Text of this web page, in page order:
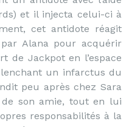
et il injecta celui-ci à
cet antidote réagit
Alana pour acquérir
de Jackpot en l’espace
un infarctus du
peu après chez Sara
de son amie, tout en lui
responsabilités à la